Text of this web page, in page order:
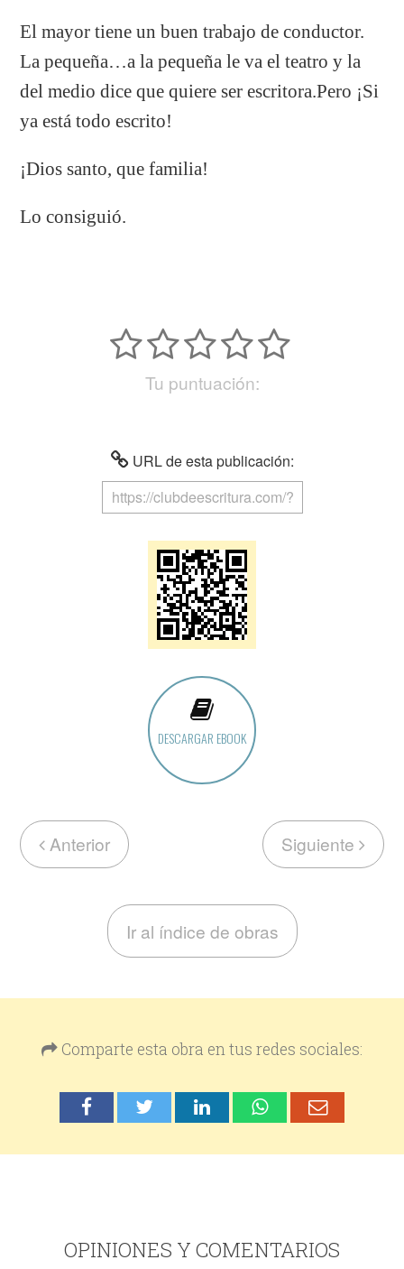
El mayor tiene un buen trabajo de conductor.
La pequeña…a la pequeña le va el teatro y la
del medio dice que quiere ser escritora.Pero ¡Si
ya está todo escrito!
¡Dios santo, que familia!
Lo consiguió.
Tu puntuación:
URL de esta publicación:
DESCARGAR EBOOK
Anterior Siguiente
Ir al índice de obras
Comparte esta obra en tus redes sociales:
OPINIONES Y COMENTARIOS